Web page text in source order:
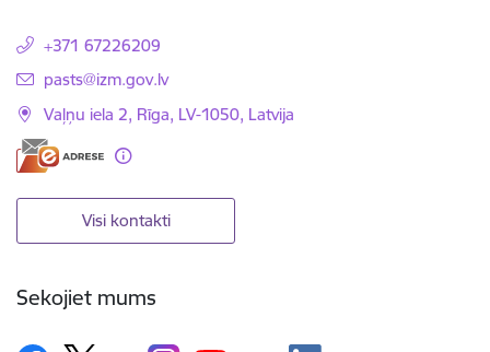
+371 67226209
E-pasts:
pasts@izm.gov.lv
Vaļņu iela 2, Rīga, LV-1050, Latvija
Visi kontakti
Sekojiet mums